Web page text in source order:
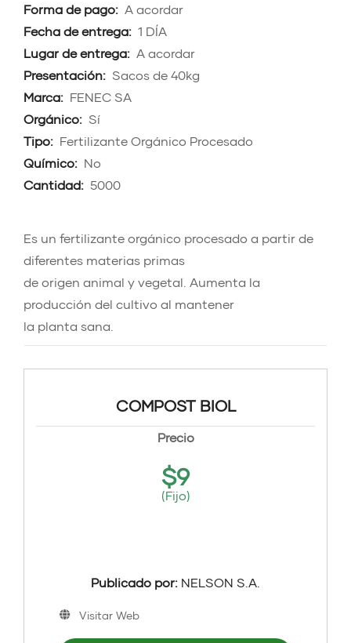
Forma de pago: A acordar
Fecha de entrega: 1 DÍA
Lugar de entrega: A acordar
Presentación: Sacos de 40kg
Marca: FENEC SA
Orgánico: Sí
Tipo: Fertilizante Orgánico Procesado
Químico: No
Cantidad: 5000
Es un fertilizante orgánico procesado a partir de
diferentes materias primas
de origen animal y vegetal. Aumenta la
producción del cultivo al mantener
la planta sana.
COMPOST BIOL
Precio
$9
(Fijo)
Publicado por: NELSON S.A.
Visitar Web